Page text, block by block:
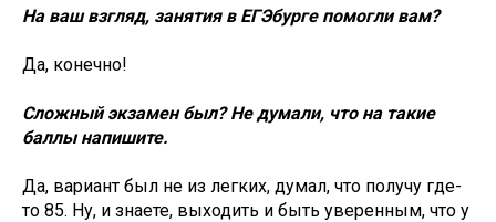
На ваш взгляд, занятия в ЕГЭбурге помогли вам?
Да, конечно!
Сложный экзамен был? Не думали, что на такие
баллы напишите.
Да, вариант был не из легких, думал, что получу где-
то 85. Ну, и знаете, выходить и быть уверенным, что у